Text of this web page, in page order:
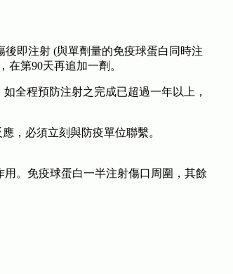
即注射 (與單劑量的免疫球蛋白同時注
第90天再追加一劑。
全程預防注射之完成已超過一年以上，
，必須立刻與防疫單位聯繫。
。免疫球蛋白一半注射傷口周圍，其餘